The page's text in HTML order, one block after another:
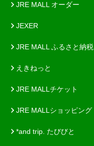
JRE MALL オーダー
JEXER
JRE MALL ふるさと納税
えきねっと
JRE MALLチケット
JRE MALLショッピング
*and trip. たびびと